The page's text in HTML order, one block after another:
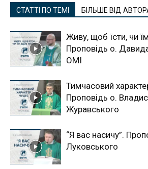
СТАТТІ ПО ТЕМІ БІЛЬШЕ ВІД
Живу, щоб їсти, чи
Проповідь о.
ОМІ
Тимчасовий
Проповідь о.
Журавського
“Я вас насичу”.
Луковського